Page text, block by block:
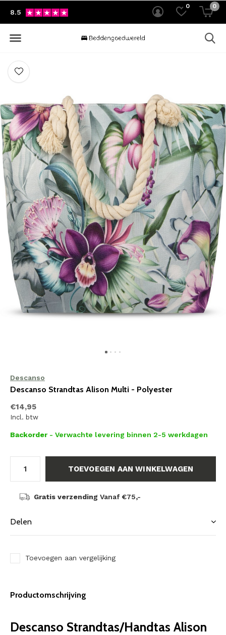
0 0
8.5
Descanso
Descanso Strandtas Alison Multi - Polyester
€14,95
Incl. btw
Backorder - Verwachte levering binnen 2-5 werkdagen
TOEVOEGEN AAN WINKELWAGEN
Gratis verzending Vanaf €75,-
Delen
Toevoegen aan vergelijking
Productomschrijving
Descanso Strandtas/Handtas Alison